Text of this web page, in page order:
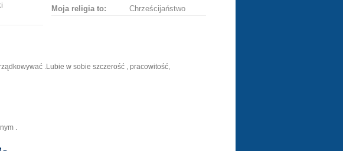
Moja religia to:
Chrześcijaństwo
.Lubie w sobie szczerość , pracowitość,
.